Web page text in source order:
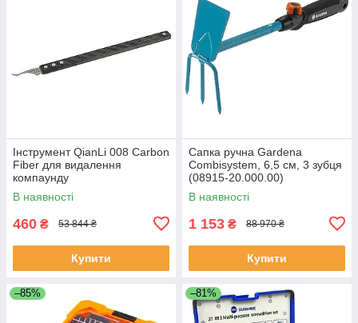
Інструмент QianLi 008 Carbon
Fiber для видалення
компаунду
В наявності
460 ₴ 53 844 ₴
Купити
Сапка ручна Gardena
Combisystem, 6,5 см, 3 зубця
(08915-20.000.00)
В наявності
1 153 ₴ 88 970 ₴
Купити
–85% –81%